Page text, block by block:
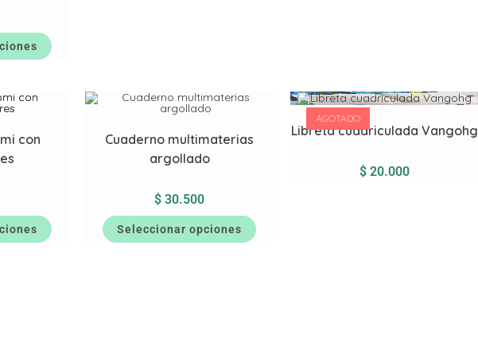
con
Cuaderno multimaterias
argollado
$ 30.500
Seleccionar opciones
AGOTADO
Libreta cuadriculada Vangohg
$ 20.000